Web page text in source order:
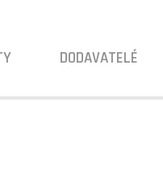
DODAVATELÉ